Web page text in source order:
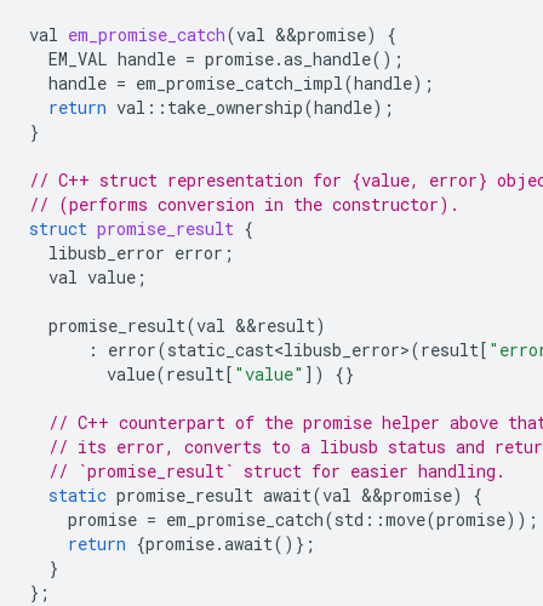
val em_promise_catch(val &&promise)
{
EM_VAL handle = promise.as_handle();
handle = em_promise_catch_impl(handle);
return val :: take_ownership(handle);
}
// C++ struct representation for {value, error}
// (performs conversion in the constructor).
struct promise_result {
libusb_error error ;
val value ;
promise_result(val &&result)
:
error(static_cast<libusb_error>(result [
value(result [ "value" ]) {}
// C++ counterpart of the promise helper above
// its error, converts to a libusb status and
// `promise_result` struct for easier handling.
static promise_result await(val &&promise)
{
promise = em_promise_catch(std ::move(promise));
return {promise.await()};
}
};